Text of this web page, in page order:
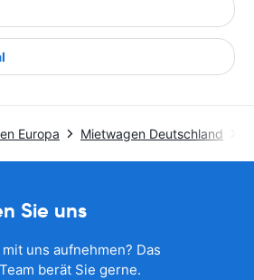
Europa Mietwagen Deutschland
Sie uns
uns aufnehmen? Das
berät Sie gerne.